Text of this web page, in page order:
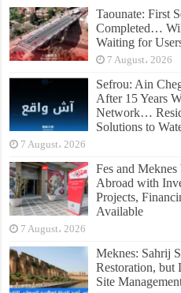
Taounate: First
Completed…
Waiting for
7 August، 2026
Sefrou: Ain
After 15 Years
Network…
Solutions to
7 August، 2026
Fes and
Abroad with
Projects,
Available
7 August، 2026
Meknes: Sahrij
Restoration, but
Site